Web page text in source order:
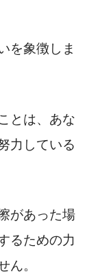
を象徴しま
とは、あな
力している
があった場
るための力
ん。